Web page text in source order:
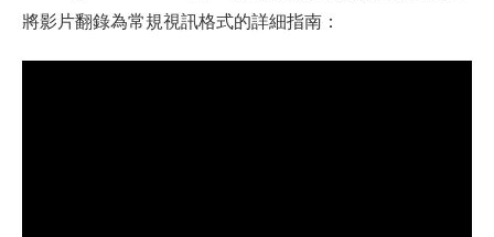
將影片翻錄為常規視訊格式的詳細指南：